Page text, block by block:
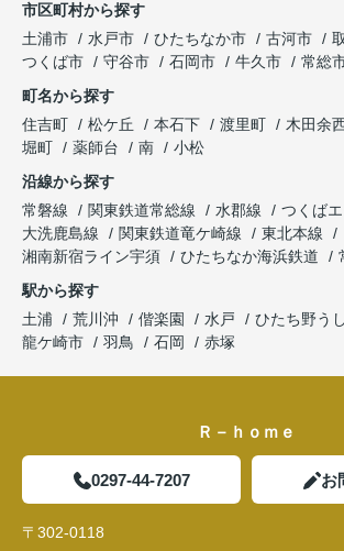
市区町村から探す
土浦市
水戸市 ひたちなか市 古河市
つくば市
守谷市 石岡市 牛久市
常総
町名から探す
住吉町
松ケ丘 本石下 渡里町 木田余
堀町
薬師台 南
小松
沿線から探す
常磐線
関東鉄道常総線 水郡線
つくば
大洗鹿島線
関東鉄道竜ケ崎線
東北本線
湘南新宿ライン宇須
ひたちなか海浜鉄道
駅から探す
土浦
荒川沖 偕楽園 水戸 ひたち野う
龍ケ崎市
羽鳥 石岡 赤塚
Ｒ－ｈｏｍｅ
0297-44-7207 お
〒302-0118